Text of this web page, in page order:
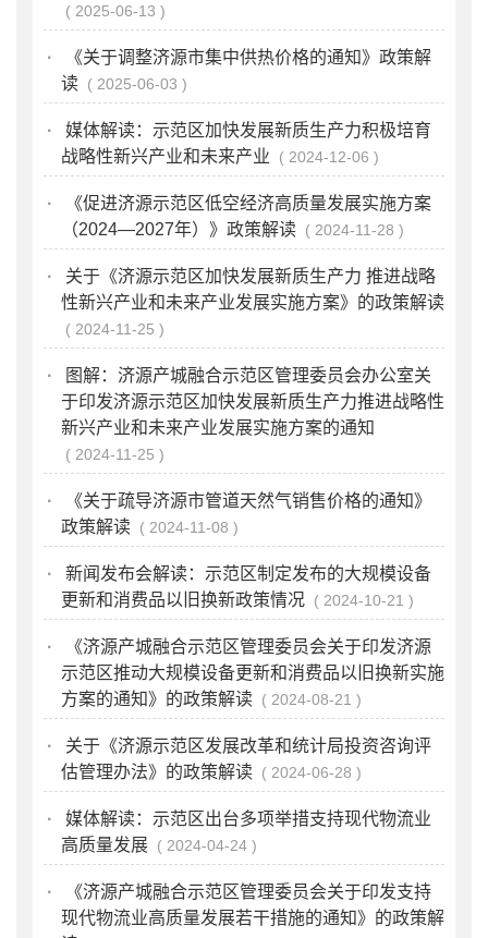
2025-06-13
·
《关于调整济源市集中供热价格的通知》政策解
读
2025-06-03
·
媒体解读：示范区加快发展新质生产力积极培育
战略性新兴产业和未来产业
2024-12-06
·
《促进济源示范区低空经济高质量发展实施方案
（2024—2027年）》政策解读
2024-11-28
·
关于《济源示范区加快发展新质生产力 推进战略
性新兴产业和未来产业发展实施方案》的政策解读
2024-11-25
·
图解：济源产城融合示范区管理委员会办公室关
于印发济源示范区加快发展新质生产力推进战略性
新兴产业和未来产业发展实施方案的通知
2024-11-25
·
《关于疏导济源市管道天然气销售价格的通知》
政策解读
2024-11-08
·
新闻发布会解读：示范区制定发布的大规模设备
更新和消费品以旧换新政策情况
2024-10-21
·
《济源产城融合示范区管理委员会关于印发济源
示范区推动大规模设备更新和消费品以旧换新实施
方案的通知》的政策解读
2024-08-21
·
关于《济源示范区发展改革和统计局投资咨询评
估管理办法》的政策解读
2024-06-28
·
媒体解读：示范区出台多项举措支持现代物流业
高质量发展
2024-04-24
·
《济源产城融合示范区管理委员会关于印发支持
现代物流业高质量发展若干措施的通知》的政策解